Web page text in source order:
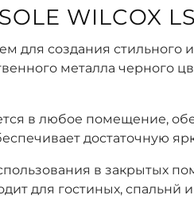
WILCOX
для создания стильного
металла черного
в любое помещение,
достаточную
в закрытых
для гостиных, спальнй